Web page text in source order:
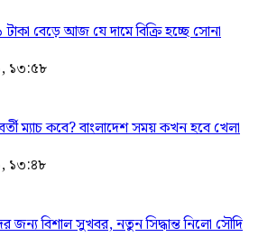
বেড়ে আজ যে দামে বিক্রি হচ্ছে সোনা
১৩:৫৮
ম্যাচ কবে? বাংলাদেশ সময় কখন হবে খেলা
১৩:৪৮
জন্য বিশাল সুখবর, নতুন সিদ্ধান্ত নিলো সৌদি